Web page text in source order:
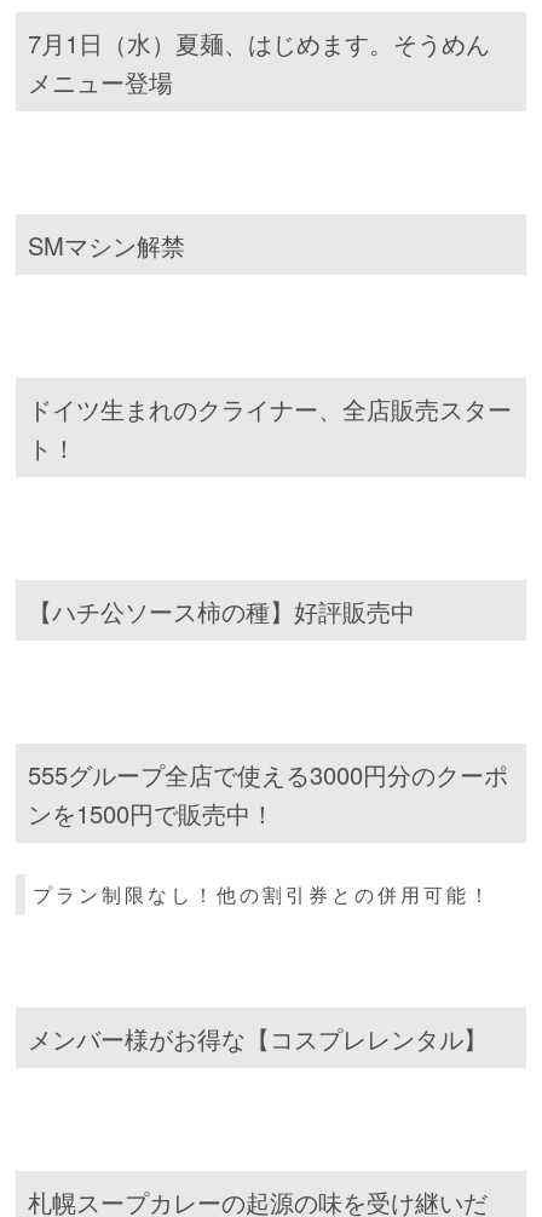
7月1日（水）夏麺、はじめます。そうめん
メニュー登場
SMマシン解禁
ドイツ生まれのクライナー、全店販売スター
ト！
【ハチ公ソース柿の種】好評販売中
555グループ全店で使える3000円分のクーポ
ンを1500円で販売中！
プラン制限なし！他の割引券との併用可能！
メンバー様がお得な【コスプレレンタル】
札幌スープカレーの起源の味を受け継いだ